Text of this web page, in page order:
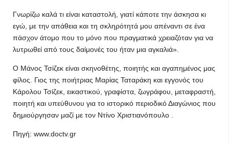
Γνωρίζω καλά τι είναι καταστολή, γιατί κάποτε την άσκησα κι
εγώ, με την απάθεια και τη σκληρότητά μου απέναντι σε ένα
πάσχον άτομο που το μόνο που πραγματικά χρειαζόταν για να
λυτρωθεί από τους δαίμονές του ήταν μια αγκαλιά».
Ο Μάνος Τσίζεκ είναι σκηνοθέτης, ποιητής και αγαπημένος μας
φίλος. Γιος της ποιήτριας Μαρίας Ταταράκη και εγγονός του
Κάρολου Τσίζεκ, εικαστικού, γραφίστα, ζωγράφου, μεταφραστή,
ποιητή και υπεύθυνου για το ιστορικό περιοδικό Διαγώνιος που
δημιούργησαν μαζί με τον Ντίνο Χριστιανόπουλο .
Πηγή: www.doctv.gr